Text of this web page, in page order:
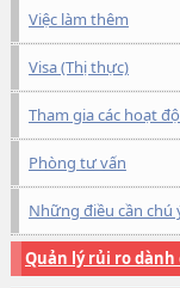
Việc làm thêm
Visa (Thị thực)
Tham gia các hoạt
Phòng tư vấn
Những điều cần
Quản lý rủi ro